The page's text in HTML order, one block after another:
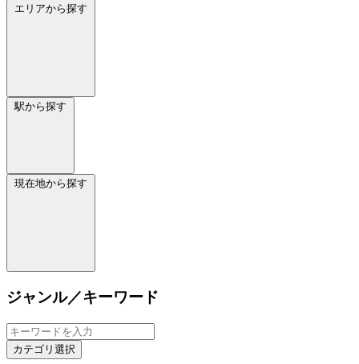
エリアから探す
駅から探す
現在地から探す
ジャンル／キーワード
カテゴリ選択